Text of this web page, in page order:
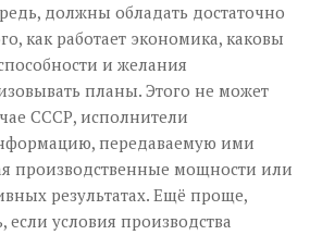
должны обладать достаточно
как работает экономика, каковы
и желания
планы. Этого не может
СССР, исполнители
передаваемую ими
производственные мощности или
результатах. Ещё проще,
если условия производства